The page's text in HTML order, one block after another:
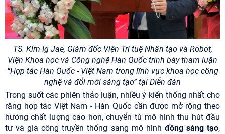
TS. Kim Ig Jae, Giám đốc Viện Trí tuệ Nhân tạo và Robot,
Viện Khoa học và Công nghệ Hàn Quốc trình bày tham luận
“Hợp tác Hàn Quốc - Việt Nam trong lĩnh vực khoa học công
nghệ và đổi mới sáng tạo” tại Diễn đàn
Trong suốt các phiên thảo luận, nhiều ý kiến thống nhất cho
rằng hợp tác Việt Nam - Hàn Quốc cần được mở rộng theo
hướng chất lượng cao hơn, chuyển từ mô hình thu hút đầu
tư và gia công truyền thống sang mô hình đồng sáng tạo,